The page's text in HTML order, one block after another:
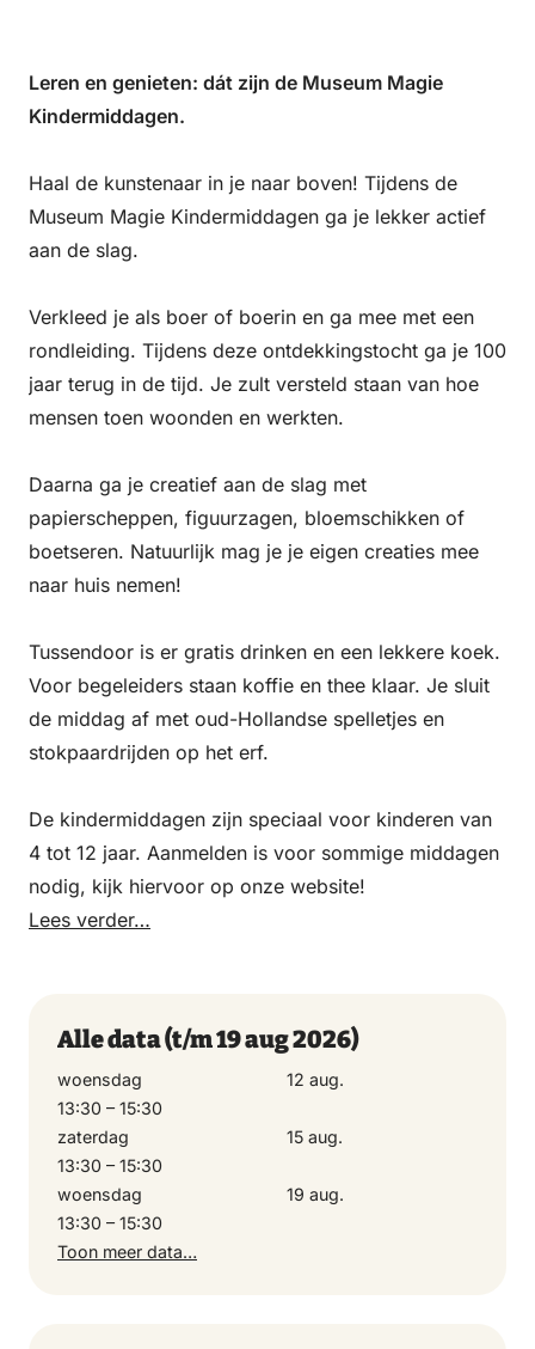
Leren en genieten: dát zijn de Museum Magie
Kindermiddagen.
Haal de kunstenaar in je naar boven! Tijdens de
Museum Magie Kindermiddagen ga je lekker actief
aan de slag.
Verkleed je als boer of boerin en ga mee met een
rondleiding. Tijdens deze ontdekkingstocht ga je 100
jaar terug in de tijd. Je zult versteld staan van hoe
mensen toen woonden en werkten.
Daarna ga je creatief aan de slag met
papierscheppen, figuurzagen, bloemschikken of
boetseren. Natuurlijk mag je je eigen creaties mee
naar huis nemen!
Tussendoor is er gratis drinken en een lekkere koek.
Voor begeleiders staan koffie en thee klaar. Je sluit
de middag af met oud-Hollandse spelletjes en
stokpaardrijden op het erf.
De kindermiddagen zijn speciaal voor kinderen van
4 tot 12 jaar. Aanmelden is voor sommige middagen
nodig, kijk hiervoor op onze website!
Lees verder…
Alle data(t/m 19 aug 2026)
woensdag
12 aug.
13:30 – 15:30
zaterdag
15 aug.
13:30 – 15:30
woensdag
19 aug.
13:30 – 15:30
Toon meer data…